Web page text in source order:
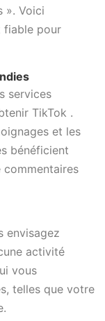
». Voici
fiable pour
services
TikTok .
et les
bénéficient
commentaires
envisagez
activité
vous
telles que votre